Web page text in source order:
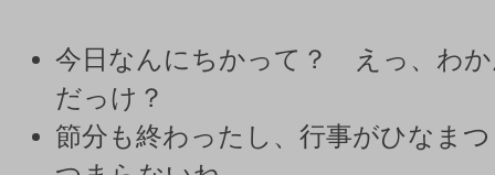
今日なんにちかって？ えっ、わか
だっけ？
節分も終わったし、行事がひなま